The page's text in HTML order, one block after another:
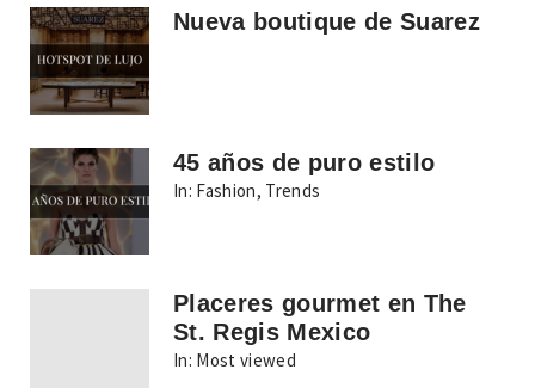
Nueva boutique de Suarez
45 años de puro estilo
In: Fashion, Trends
Placeres gourmet en The
St. Regis Mexico
In: Most viewed